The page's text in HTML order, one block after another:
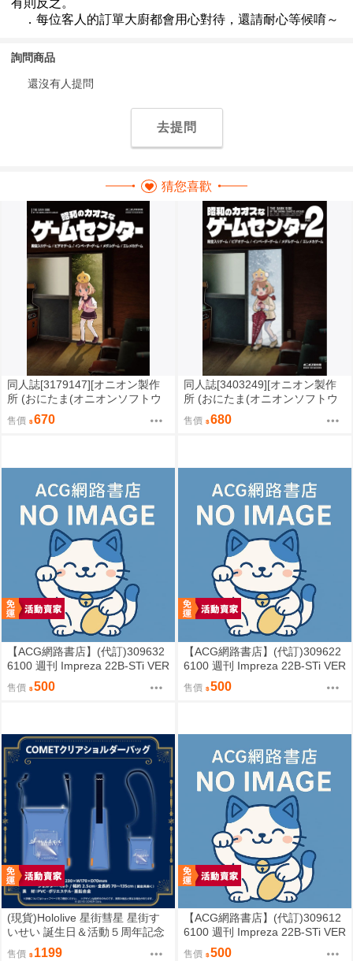
詢問商品
還沒有人提問
去提問
猜您喜歡
同人誌[3179147][オニオン製作
所 (おにたま(オニオンソフトウ
ェア))]昭和のカオスなゲームセ
ンター (其他)
售價 670
同人誌[3403249][オニオン製作
所 (おにたま(オニオンソフトウ
ェア))]昭和のカオスなゲームセ
ンター PART 2 (其他)
售價 680
【ACG網路書店】(代訂)309632
6100 週刊 Impreza 22B-STi VER
SION をつくる (10)
售價 500
【ACG網路書店】(代訂)309622
6100 週刊 Impreza 22B-STi VER
SION をつくる (9)
售價 500
(現貨)Hololive 星街彗星 星街す
いせい 誕生日＆活動５周年記念
COMET透明側背包 單肩背包
售價 1199
【ACG網路書店】(代訂)309612
6100 週刊 Impreza 22B-STi VER
SION をつくる (8)
售價 500